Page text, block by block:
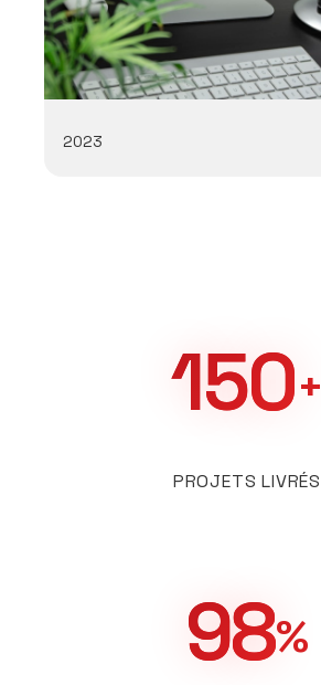
Node.js
MongoDB
2023
150+
PROJETS LIVRÉS
98%